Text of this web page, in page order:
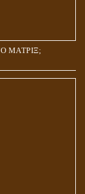
ΜΑΤΡΙΞ;